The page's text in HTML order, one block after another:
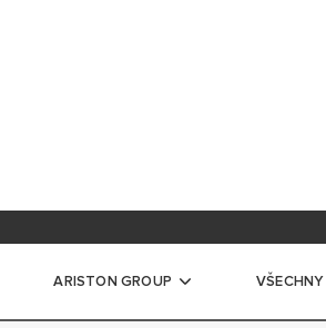
ARISTON GROUP